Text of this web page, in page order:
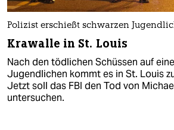
Polizist erschießt schwarzen
Krawalle in St. Louis
Nach den tödlichen Schüssen auf
Jugendlichen kommt es in St. Louis
Jetzt soll das FBI den Tod von
untersuchen.